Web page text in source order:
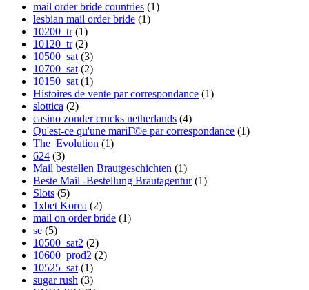
mail order bride countries (1)
lesbian mail order bride (1)
10200_tr(1)
10120_tr(2)
10500_sat (3)
10700_sat (2)
10150_sat (1)
Histoires de vente par correspondance (1)
slottica (2)
casino zonder crucks netherlands (4)
Qu'est-ce qu'une mariГ©e par correspondance (1)
The_Evolution (1)
624 (3)
Mail bestellen Brautgeschichten (1)
Beste Mail -Bestellung Brautagentur(1)
Slots (5)
1xbet Korea (2)
mail on order bride (1)
se (5)
10500_sat2 (2)
10600_prod2 (2)
10525_sat (1)
sugar rush (3)